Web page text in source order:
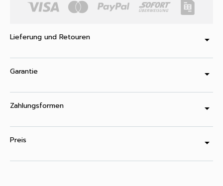
Lieferung und Retouren arrow_drop_down
Garantie arrow_drop_down
Zahlungsformen arrow_drop_down
Preis arrow_drop_down